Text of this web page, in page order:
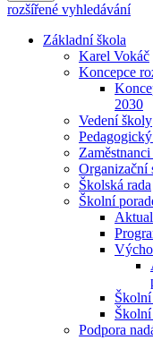
rozšířené vyhledávání
Základní škola
Karel Vokáč
Koncepce
2030
Vedení školy
Organizační
Školská rada
Školní
Podpora